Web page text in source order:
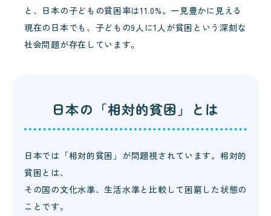
と、 日本の子どもの貧困率は11.0%。一見豊かに見える
現在の日本でも、子どもの9人に1人が貧困という深刻な
社会問題が存在しています。
日本の「相対的貧困」とは
日本では「相対的貧困」が問題視されています。相対的
貧困とは、
その国の文化水準、生活水準と比較して困窮した状態の
ことです。